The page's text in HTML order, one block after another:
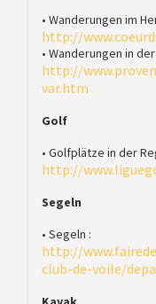
• Wanderungen im
http://
• Wanderungen in
http://
var.htm
Golf
• Golfplätze in der
http://
Segeln
• Segeln :
http://
club-de-voile/